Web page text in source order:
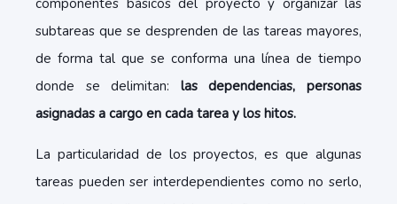
componentes básicos del proyecto y organizar las
subtareas que se desprenden de las tareas mayores,
de forma tal que se conforma una línea de tiempo
donde se delimitan: las dependencias, personas
asignadas a cargo en cada tarea y los hitos.
La particularidad de los proyectos, es que algunas
tareas pueden ser interdependientes como no serlo,